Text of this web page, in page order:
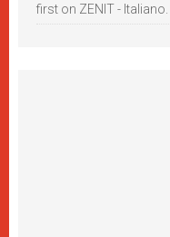
first on ZENIT - Italiano.